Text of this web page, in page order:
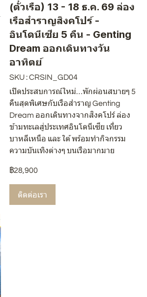
(ตั๋วเรือ) 13 - 18 ธ.ค. 69 ล่อง
เรือสำราญสิงคโปร์ -
อินโดนีเซีย 5 คืน - Genting
Dream ออกเดินทางวัน
อาทิตย์
SKU : CRSIN_GD04
เปิดประสบการณ์ใหม่…พักผ่อนสบายๆ 5
คืนสุดพิเศษกับเรือสำราญ Genting
Dream ออกเดินทางจากสิงคโปร์ ล่อง
ข้ามทะเลสู่ประเทศอินโดนีเซีย เที่ยว
บาหลีเหนือ และ ใต้ พร้อมทำกิจกรรม
ความบันเทิงต่างๆ บนเรือมากมาย
฿28,900
ติดต่อเรา